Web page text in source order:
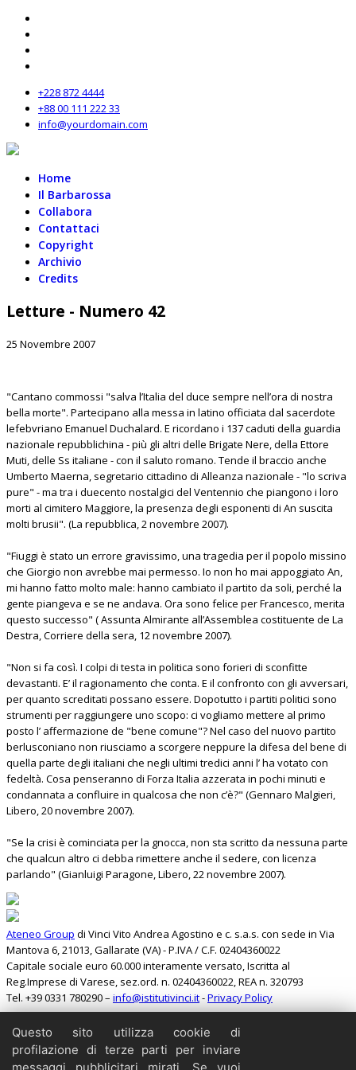
+228 872 4444
+88 00 111 222 33
info@yourdomain.com
Home
Il Barbarossa
Collabora
Contattaci
Copyright
Archivio
Credits
Letture - Numero 42
25 Novembre 2007
"Cantano commossi "salva l’Italia del duce sempre nell’ora di nostra
bella morte". Partecipano alla messa in latino officiata dal sacerdote
lefebvriano Emanuel Duchalard. E ricordano i 137 caduti della guardia
nazionale repubblichina - più gli altri delle Brigate Nere, della Ettore
Muti, delle Ss italiane - con il saluto romano. Tende il braccio anche
Umberto Maerna, segretario cittadino di Alleanza nazionale - "lo scriva
pure" - ma tra i duecento nostalgici del Ventennio che piangono i loro
morti al cimitero Maggiore, la presenza degli esponenti di An suscita
molti brusii". (La repubblica, 2 novembre 2007).
"Fiuggi è stato un errore gravissimo, una tragedia per il popolo missino
che Giorgio non avrebbe mai permesso. Io non ho mai appoggiato An,
mi hanno fatto molto male: hanno cambiato il partito da soli, perché la
gente piangeva e se ne andava. Ora sono felice per Francesco, merita
questo successo" ( Assunta Almirante all’Assemblea costituente de La
Destra, Corriere della sera, 12 novembre 2007).
"Non si fa così. I colpi di testa in politica sono forieri di sconfitte
devastanti. E’ il ragionamento che conta. E il confronto con gli avversari,
per quanto screditati possano essere. Dopotutto i partiti politici sono
strumenti per raggiungere uno scopo: ci vogliamo mettere al primo
posto l’ affermazione de "bene comune"? Nel caso del nuovo partito
berlusconiano non riusciamo a scorgere neppure la difesa del bene di
quella parte degli italiani che negli ultimi tredici anni l’ ha votato con
fedeltà. Cosa penseranno di Forza Italia azzerata in pochi minuti e
condannata a confluire in qualcosa che non c’è?" (Gennaro Malgieri,
Libero, 20 novembre 2007).
"Se la crisi è cominciata per la gnocca, non sta scritto da nessuna parte
che qualcun altro ci debba rimettere anche il sedere, con licenza
parlando" (Gianluigi Paragone, Libero, 22 novembre 2007).
Ateneo Group di Vinci Vito Andrea Agostino e c. s.a.s. con sede in Via
Mantova 6, 21013, Gallarate (VA) - P.IVA / C.F. 02404360022
Capitale sociale euro 60.000 interamente versato, Iscritta al
Reg.Imprese di Varese, sez.ord. n. 02404360022, REA n. 320793
Tel. +39 0331 780290 – info@istitutivinci.it-Privacy Policy
Cerca
Home
Questo sito utilizza cookie di
profilazione di terze parti per inviare